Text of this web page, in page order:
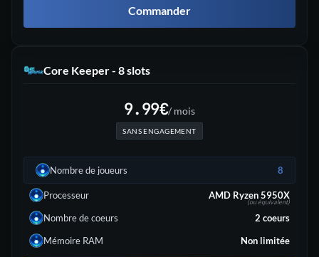
Commander
Core Keeper - 8 slots
9.99€/ mois
SANS ENGAGEMENT
Nombre de joueurs 8
Processeur AMD Ryzen 5950X
(ou équivalent)
Nombre de coeurs 2 coeurs
Mémoire RAM
Non limitée